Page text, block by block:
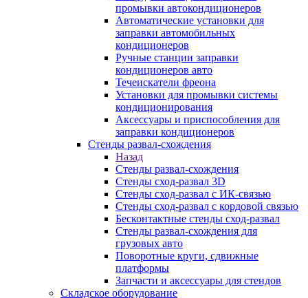
промывки автокондиционеров
Автоматические установки для
заправки автомобильных
кондиционеров
Ручные станции заправки
кондиционеров авто
Течеискатели фреона
Установки для промывки системы
кондиционирования
Аксессуары и приспособления для
заправки кондиционеров
Стенды развал-схождения
Назад
Стенды развал-схождения
Стенды сход-развал 3D
Стенды сход-развал с ИК-связью
Стенды сход-развал с кордовой связью
Бесконтактные стенды сход-развал
Стенды развал-схождения для
грузовых авто
Поворотные круги, сдвижные
платформы
Запчасти и аксессуары для стендов
Складское оборудование